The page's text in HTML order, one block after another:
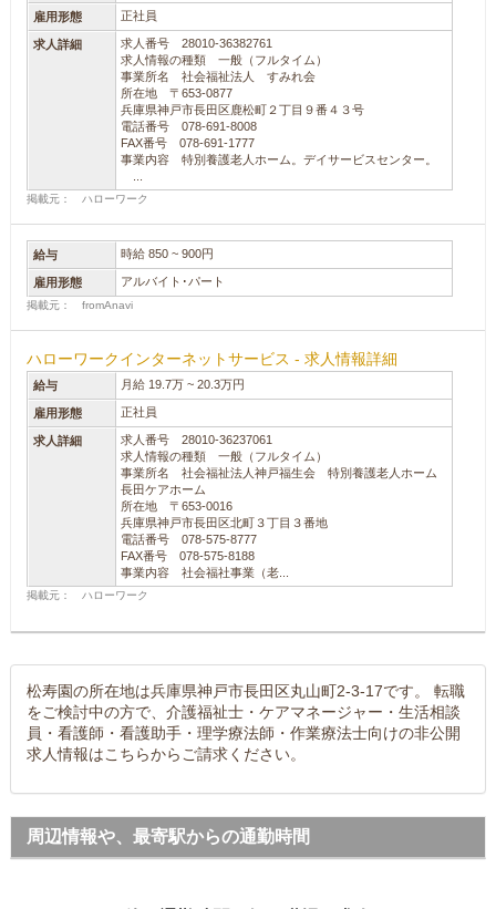
雇用形態 正社員
求人詳細
求人番号 28010-36382761
求人情報の種類 一般（フルタイム）
事業所名 社会福祉法人 すみれ会
所在地 〒653-0877
兵庫県神戸市長田区鹿松町２丁目９番４３号
電話番号 078-691-8008
FAX番号 078-691-1777
事業内容 特別養護老人ホーム。デイサービスセンター。
掲載元： ハローワーク
給与 時給 850 ~ 900円
雇用形態 アルバイト･パート
掲載元： fromAnavi
ハローワークインターネットサービス - 求人情報詳細
給与 月給 19.7万 ~ 20.3万円
雇用形態 正社員
求人詳細
求人番号 28010-36237061
求人情報の種類 一般（フルタイム）
事業所名 社会福祉法人神戸福生会 特別養護老人ホーム
長田ケアホーム
所在地 〒653-0016
兵庫県神戸市長田区北町３丁目３番地
電話番号 078-575-8777
FAX番号 078-575-8188
事業内容 社会福社事業（老...
掲載元： ハローワーク
松寿園の所在地は兵庫県神戸市長田区丸山町2-3-17です。 転職
をご検討中の方で、介護福祉士・ケアマネージャー・生活相談
員・看護師・看護助手・理学療法師・作業療法士向けの非公開
求人情報はこちらからご請求ください。
周辺情報や、最寄駅からの通勤時間